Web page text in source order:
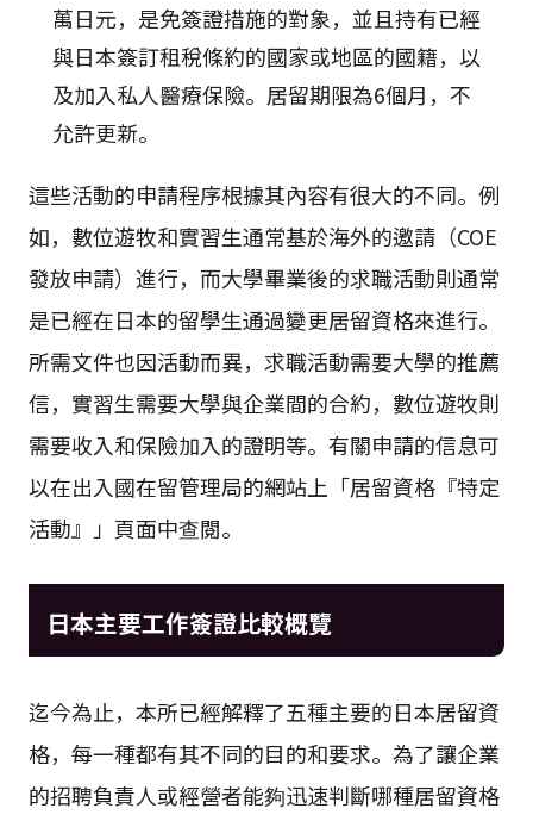
萬日元，是免簽證措施的對象，並且持有已經
與日本簽訂租稅條約的國家或地區的國籍，以
及加入私人醫療保險。居留期限為6個月，不
允許更新。
這些活動的申請程序根據其內容有很大的不同。例
如，數位遊牧和實習生通常基於海外的邀請（COE
發放申請）進行，而大學畢業後的求職活動則通常
是已經在日本的留學生通過變更居留資格來進行。
所需文件也因活動而異，求職活動需要大學的推薦
信，實習生需要大學與企業間的合約，數位遊牧則
需要收入和保險加入的證明等。有關申請的信息可
以在出入國在留管理局的網站上「居留資格『特定
活動』」頁面中查閱。
日本主要工作簽證比較概覽
迄今為止，本所已經解釋了五種主要的日本居留資
格，每一種都有其不同的目的和要求。為了讓企業
的招聘負責人或經營者能夠迅速判斷哪種居留資格